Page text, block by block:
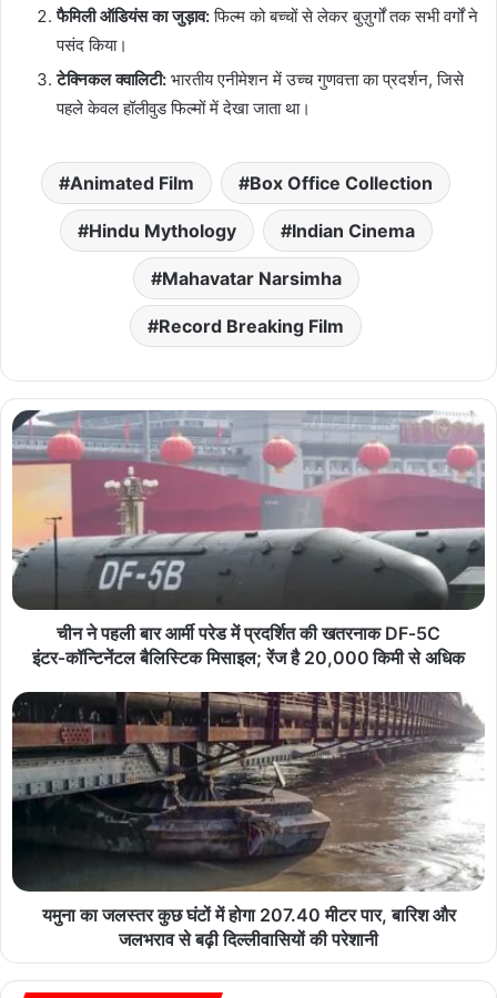
फैमिली ऑडियंस का जुड़ाव:फिल्म को बच्चों से लेकर बुज़ुर्गों तक सभी वर्गों ने
पसंद किया।
टेक्निकल क्वालिटी: भारतीय एनीमेशन में उच्च गुणवत्ता का प्रदर्शन, जिसे
पहले केवल हॉलीवुड फिल्मों में देखा जाता था।
Animated Film Box Office Collection
Hindu Mythology Indian Cinema
Mahavatar Narsimha
Record Breaking Film
चीन ने पहली बार आर्मी परेड में प्रदर्शित की खतरनाक DF‑5C
इंटर‑कॉन्टिनेंटल बैलिस्टिक मिसाइल; रेंज है 20,000 किमी से अधिक
यमुना का जलस्तर कुछ घंटों में होगा 207.40 मीटर पार, बारिश और
जलभराव से बढ़ी दिल्लीवासियों की परेशानी